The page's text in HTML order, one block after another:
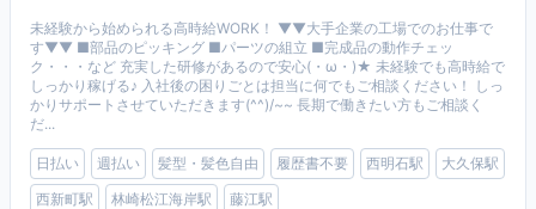
未経験から始められる高時給WORK！ ▼▼大手企業の工場でのお仕事で
す▼▼ ■部品のピッキング ■パーツの組立 ■完成品の動作チェッ
ク・・・など 充実した研修があるので安心(・ω・)★ 未経験でも高時給で
しっかり稼げる♪ 入社後の困りごとは担当に何でもご相談ください！ しっ
かりサポートさせていただきます(^^)/~~ 長期で働きたい方もご相談く
だ...
日払い 週払い 髪型・髪色自由 履歴書不要 西明石駅
大久保駅
西新町駅
林崎松江海岸駅 藤江駅